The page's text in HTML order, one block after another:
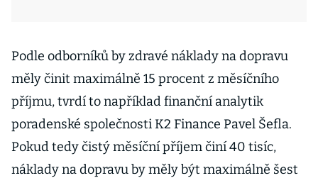
Podle odborníků by zdravé náklady na dopravu
měly činit maximálně 15 procent z měsíčního
příjmu, tvrdí to například finanční analytik
poradenské společnosti K2 Finance Pavel Šefla.
Pokud tedy čistý měsíční příjem činí 40 tisíc,
náklady na dopravu by měly být maximálně šest